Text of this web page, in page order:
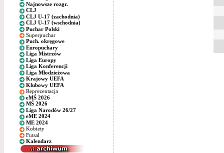
Najnowsze rozgr.
CLJ
CLJ U-17 (zachodnia)
CLJ U-17 (wschodnia)
Puchar Polski
Superpuchar
Puch. okręgowe
Europuchary
Liga Mistrzów
Liga Europy
Liga Konferencji
Liga Młodzieżowa
Krajowy UEFA
Klubowy UEFA
Reprezentacja
eMŚ 2026
MŚ 2026
Liga Narodów 26/27
eME 2024
ME 2024
Kobiety
Futsal
Kalendarz